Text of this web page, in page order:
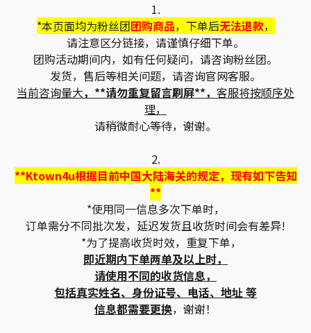
1.
*本页面均为粉丝团团购商品，下单后无法退款，
请注意区分链接，请谨慎仔细下单。
团购活动期间内，如有任何疑问，请咨询粉丝团。
发货，售后等相关问题，请咨询官网客服。
当前咨询量大，**请勿重复留言刷屏**， 客服将按顺序处
理，
请稍微耐心等待，谢谢。
2.
**Ktown4u根据目前中国大陆海关的规定，现有如下告知
**
*使用同一信息多次下单时，
订单需分不同批次发，延迟发货且收货时间会有差异!
*为了提高收货时效，重复下单，
即近期内下单两单及以上时，
请使用不同的收货信息，
包括真实姓名、身份证号、电话、地址 等
信息都需要更换，谢谢！